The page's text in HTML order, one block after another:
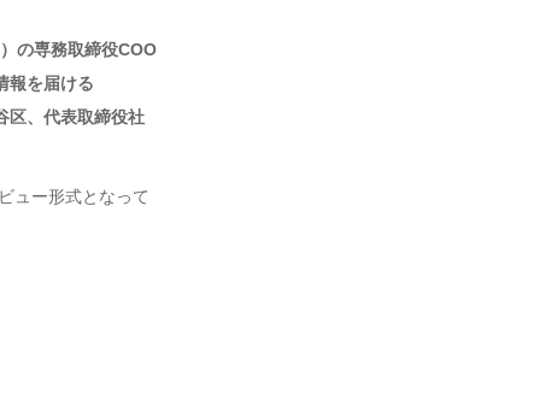
の専務取締役COO
報を届ける
区、代表取締役社
ュー形式となって